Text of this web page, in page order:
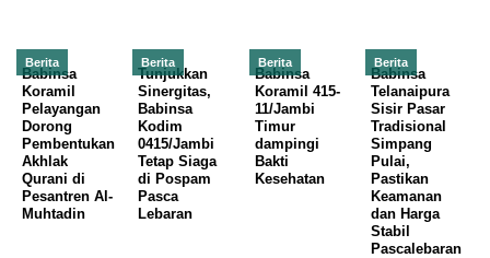
Berita
Babinsa
Koramil
Pelayangan
Dorong
Pembentukan
Akhlak
Qurani di
Pesantren Al-
Muhtadin
Berita
Tunjukkan
Sinergitas,
Babinsa
Kodim
0415/Jambi
Tetap Siaga
di Pospam
Pasca
Lebaran
Berita
Babinsa
Koramil 415-
11/Jambi
Timur
dampingi
Bakti
Kesehatan
Berita
Babinsa
Telanaipura
Sisir Pasar
Tradisional
Simpang
Pulai,
Pastikan
Keamanan
dan Harga
Stabil
Pascalebaran